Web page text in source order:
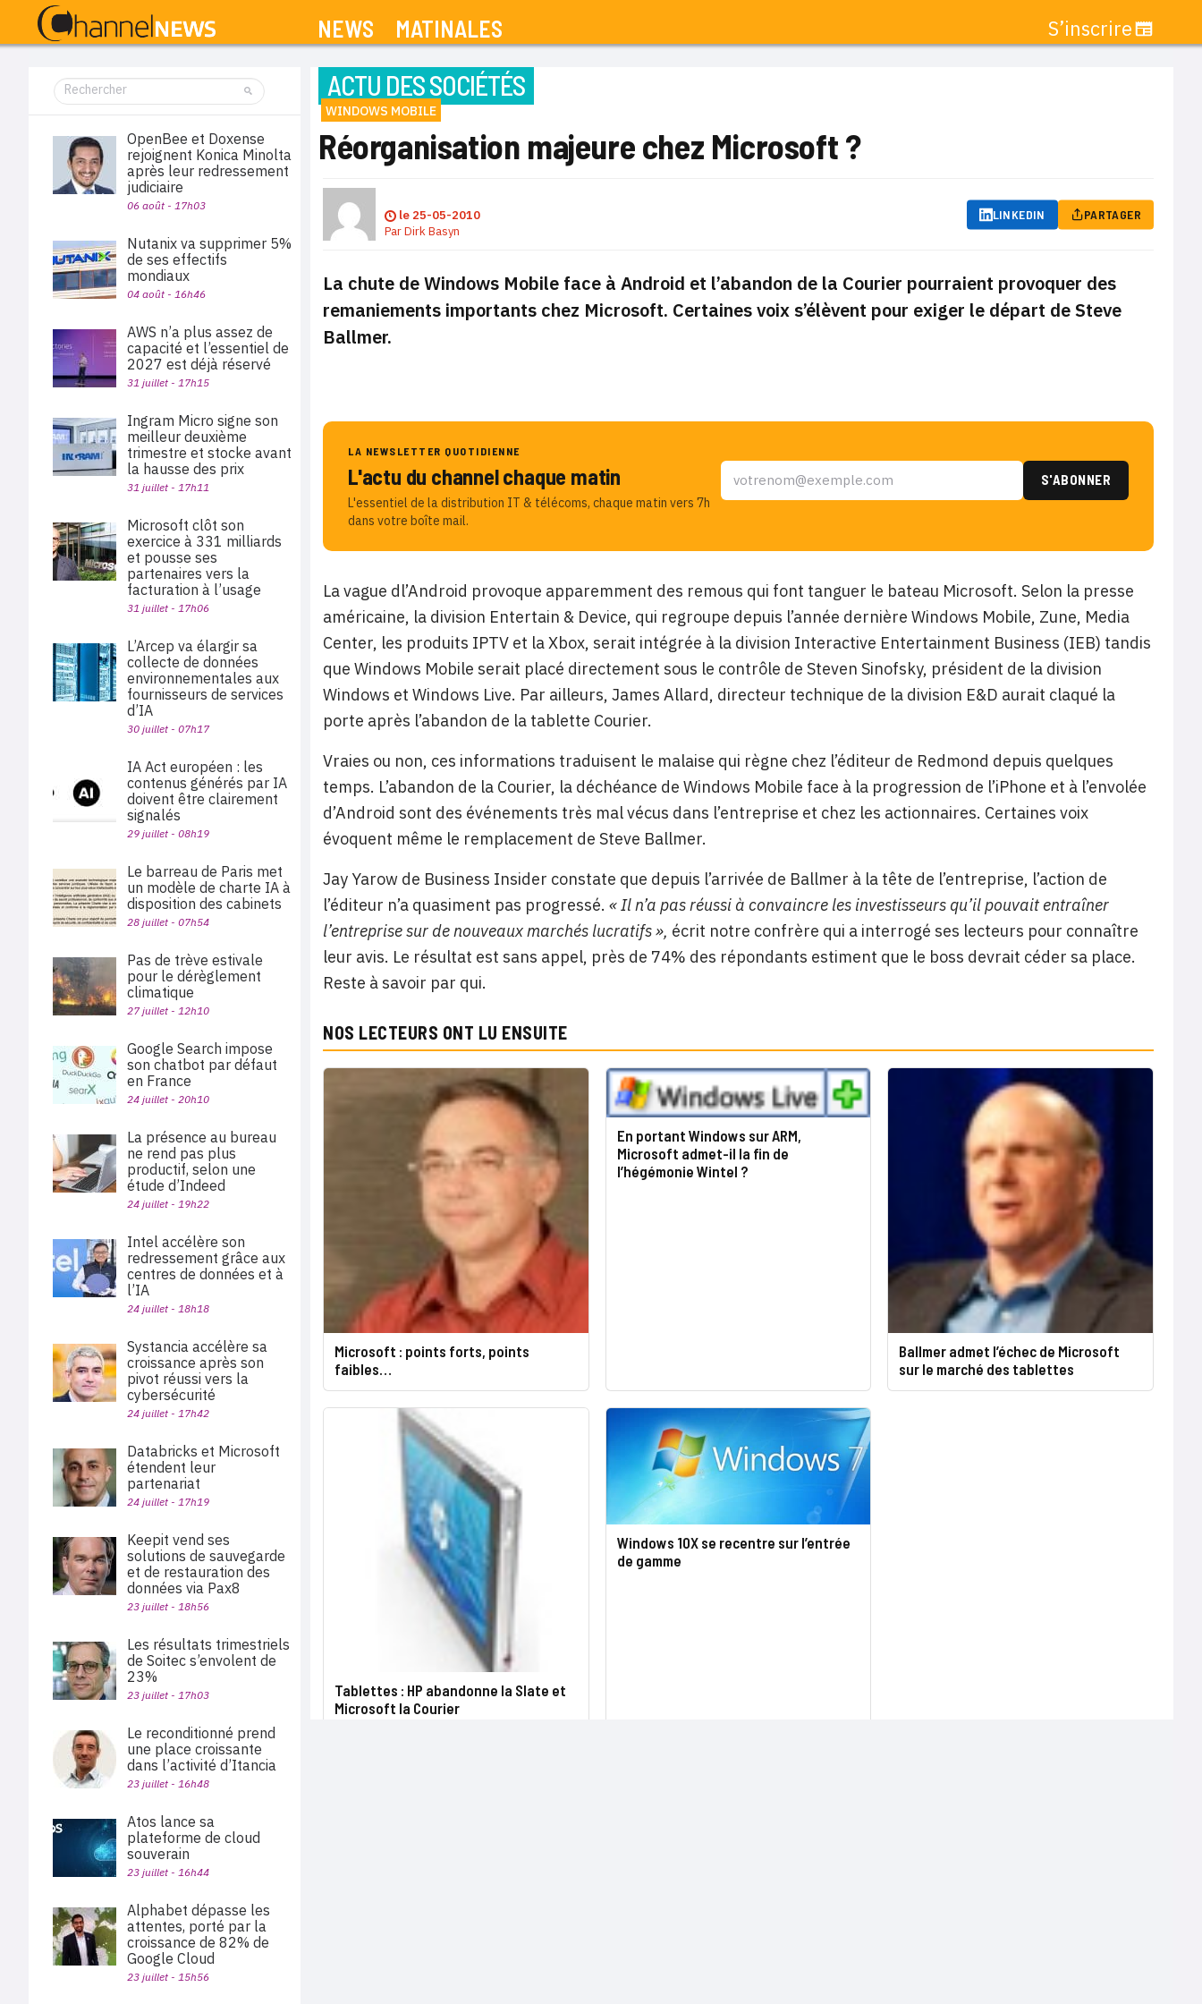
NEWS MATINALES S’inscrire
ACTU DES SOCIÉTÉS
WINDOWS MOBILE
Réorganisation majeure chez Microsoft ?
le 25-05-2010
ParDirk Basyn
LINKEDIN PARTAGER
La chute de Windows Mobile face à Android et l’abandon de la Courier pourraient provoquer des
remaniements importants chez Microsoft. Certaines voix s’élèvent pour exiger le départ de Steve
Ballmer.
LA NEWSLETTER QUOTIDIENNE
L'actu du channel chaque matin
L'essentiel de la distribution IT & télécoms, chaque matin vers 7h
dans votre boîte mail.
La vague dl’Android provoque apparemment des remous qui font tanguer le bateau Microsoft. Selon la presse
américaine, la division Entertain & Device, qui regroupe depuis l’année dernière Windows Mobile, Zune, Media
Center, les produits IPTV et la Xbox, serait intégrée à la division Interactive Entertainment Business (IEB) tandis
que Windows Mobile serait placé directement sous le contrôle de Steven Sinofsky, président de la division
Windows et Windows Live. Par ailleurs, James Allard, directeur technique de la division E&D aurait claqué la
porte après l’abandon de la tablette Courier.
Vraies ou non, ces informations traduisent le malaise qui règne chez l’éditeur de Redmond depuis quelques
temps. L’abandon de la Courier, la déchéance de Windows Mobile face à la progression de l’iPhone et à l’envolée
d’Android sont des événements très mal vécus dans l’entreprise et chez les actionnaires. Certaines voix
évoquent même le remplacement de Steve Ballmer.
Jay Yarow de Business Insider constate que depuis l’arrivée de Ballmer à la tête de l’entreprise, l’action de
l’éditeur n’a quasiment pas progressé. « Il n’a pas réussi à convaincre les investisseurs qu’il pouvait entraîner
l’entreprise sur de nouveaux marchés lucratifs », écrit notre confrère qui a interrogé ses lecteurs pour connaître
leur avis. Le résultat est sans appel, près de 74% des répondants estiment que le boss devrait céder sa place.
Reste à savoir par qui.
NOS LECTEURS ONT LU ENSUITE
Microsoft : points forts, points
faibles…
En portant Windows sur ARM,
Microsoft admet-il la fin de
l’hégémonie Wintel ?
Ballmer admet l’échec de Microsoft
sur le marché des tablettes
Tablettes : HP abandonne la Slate et
Microsoft la Courier
Windows 10X se recentre sur l’entrée
de gamme
OpenBee et Doxense
rejoignent Konica Minolta
après leur redressement
judiciaire
06 août - 17h03
Nutanix va supprimer 5%
de ses effectifs
mondiaux
04 août - 16h46
AWS n’a plus assez de
capacité et l’essentiel de
2027 est déjà réservé
31 juillet - 17h15
Ingram Micro signe son
meilleur deuxième
trimestre et stocke avant
la hausse des prix
31 juillet - 17h11
Microsoft clôt son
exercice à 331 milliards
et pousse ses
partenaires vers la
facturation à l’usage
31 juillet - 17h06
L’Arcep va élargir sa
collecte de données
environnementales aux
fournisseurs de services
d’IA
30 juillet - 07h17
IA Act européen : les
contenus générés par IA
doivent être clairement
signalés
29 juillet - 08h19
Le barreau de Paris met
un modèle de charte IA à
disposition des cabinets
28 juillet - 07h54
Pas de trève estivale
pour le dérèglement
climatique
27 juillet - 12h10
Google Search impose
son chatbot par défaut
en France
24 juillet - 20h10
La présence au bureau
ne rend pas plus
productif, selon une
étude d’Indeed
24 juillet - 19h22
Intel accélère son
redressement grâce aux
centres de données et à
l’IA
24 juillet - 18h18
Systancia accélère sa
croissance après son
pivot réussi vers la
cybersécurité
24 juillet - 17h42
Databricks et Microsoft
étendent leur
partenariat
24 juillet - 17h19
Keepit vend ses
solutions de sauvegarde
et de restauration des
données via Pax8
23 juillet - 18h56
Les résultats trimestriels
de Soitec s’envolent de
23%
23 juillet - 17h03
Le reconditionné prend
une place croissante
dans l’activité d’Itancia
23 juillet - 16h48
Atos lance sa
plateforme de cloud
souverain
23 juillet - 16h44
Alphabet dépasse les
attentes, porté par la
croissance de 82% de
Google Cloud
23 juillet - 15h56